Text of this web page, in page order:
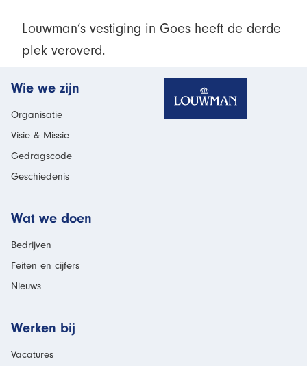
Louwman’s vestiging in Goes heeft de derde
plek veroverd.
Wie we zijn
Organisatie
Visie & Missie
Gedragscode
Geschiedenis
Wat we doen
Bedrijven
Feiten en cijfers
Nieuws
Werken bij
Vacatures